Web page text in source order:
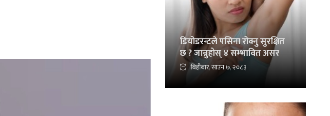
डियोडरन्टले पसिना रोक्नु सुरक्षित
छ ? जान्नुहोस् ४ सम्भावित असर
बिहीबार, साउन ७, २०८३